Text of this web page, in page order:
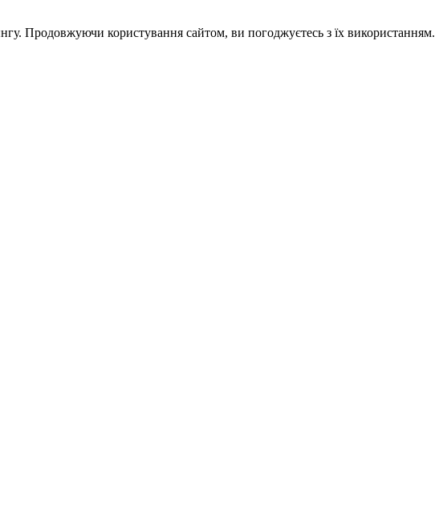
Продовжуючи користування сайтом, ви погоджуєтесь з їх використанням.